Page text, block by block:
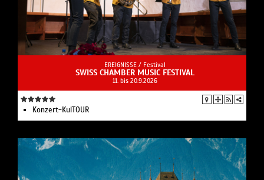
EREIGNISSE / Festival
SWISS CHAMBER MUSIC FESTIVAL
11. bis 20.9.2026
Konzert-KulTOUR